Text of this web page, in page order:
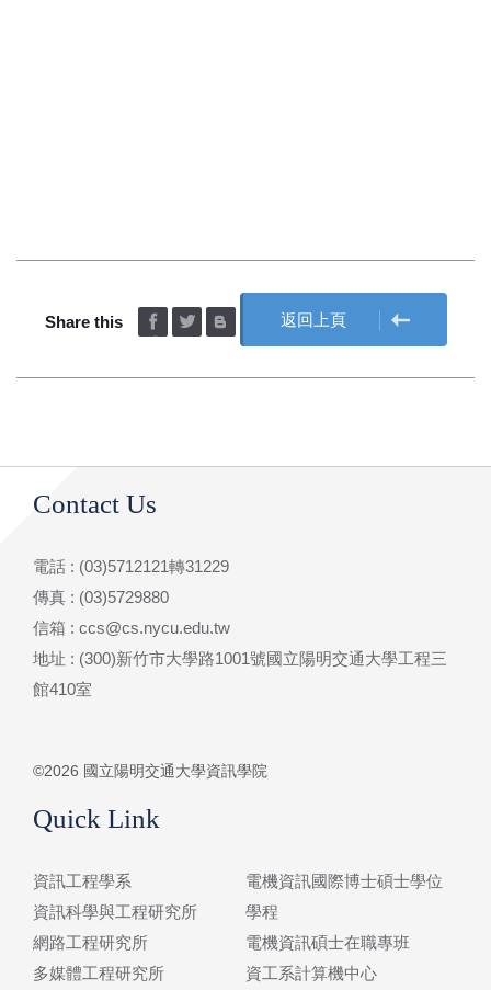
Share this 返回上頁
Contact Us
電話 : (03)5712121轉31229
傳真 : (03)5729880
信箱 : ccs@cs.nycu.edu.tw
地址 : (300)新竹市大學路1001號國立陽明交通大學工程三
館410室
©2026 國立陽明交通大學資訊學院
Quick Link
資訊工程學系
資訊科學與工程研究所
網路工程研究所
多媒體工程研究所
電機資訊國際博士碩士學位
學程
電機資訊碩士在職專班
資工系計算機中心